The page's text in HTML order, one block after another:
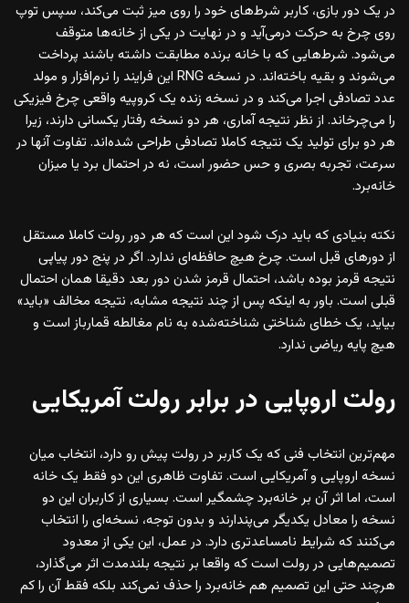
در یک دور بازی، کاربر شرط‌های خود را روی میز ثبت می‌کند، سپس توپ
روی چرخ به حرکت درمی‌آید و در نهایت در یکی از خانه‌ها متوقف
می‌شود. شرط‌هایی که با خانه برنده مطابقت داشته باشند پرداخت
می‌شوند و بقیه باخته‌اند. در نسخه RNG این فرایند را نرم‌افزار و مولد
عدد تصادفی اجرا می‌کند و در نسخه زنده یک کروپیه واقعی چرخ فیزیکی
را می‌چرخاند. از نظر نتیجه آماری، هر دو نسخه رفتار یکسانی دارند، زیرا
هر دو برای تولید یک نتیجه کاملا تصادفی طراحی شده‌اند. تفاوت آنها در
سرعت، تجربه بصری و حس حضور است، نه در احتمال برد یا میزان
خانه‌برد.
نکته بنیادی که باید درک شود این است که هر دور رولت کاملا مستقل
از دورهای قبل است. چرخ هیچ حافظه‌ای ندارد. اگر در پنج دور پیاپی
نتیجه قرمز بوده باشد، احتمال قرمز شدن دور بعد دقیقا همان احتمال
قبلی است. باور به اینکه پس از چند نتیجه مشابه، نتیجه مخالف «باید»
بیاید، یک خطای شناختی شناخته‌شده به نام مغالطه قمارباز است و
هیچ پایه ریاضی ندارد.
رولت اروپایی در برابر رولت آمریکایی
مهم‌ترین انتخاب فنی که یک کاربر در رولت پیش رو دارد، انتخاب میان
نسخه اروپایی و آمریکایی است. تفاوت ظاهری این دو فقط یک خانه
است، اما اثر آن بر خانه‌برد چشمگیر است. بسیاری از کاربران این دو
نسخه را معادل یکدیگر می‌پندارند و بدون توجه، نسخه‌ای را انتخاب
می‌کنند که شرایط نامساعدتری دارد. در عمل، این یکی از معدود
تصمیم‌هایی در رولت است که واقعا بر نتیجه بلندمدت اثر می‌گذارد،
هرچند حتی این تصمیم هم خانه‌برد را حذف نمی‌کند بلکه فقط آن را کم